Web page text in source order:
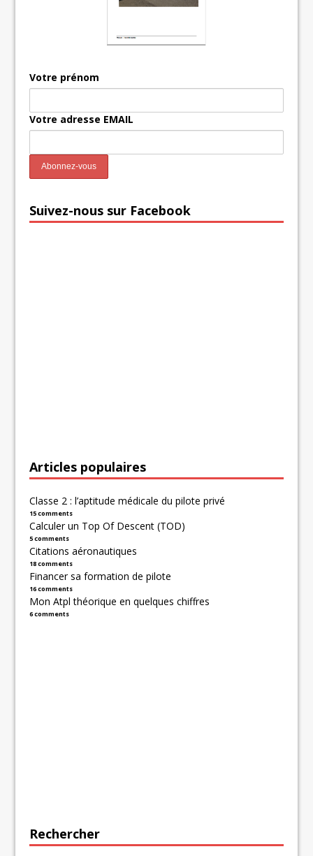
Votre prénom
Votre adresse EMAIL
Suivez-nous sur Facebook
Articles populaires
Classe 2 : l’aptitude médicale du pilote privé
15 comments
Calculer un Top Of Descent (TOD)
5 comments
Citations aéronautiques
18 comments
Financer sa formation de pilote
16 comments
Mon Atpl théorique en quelques chiffres
6 comments
Rechercher